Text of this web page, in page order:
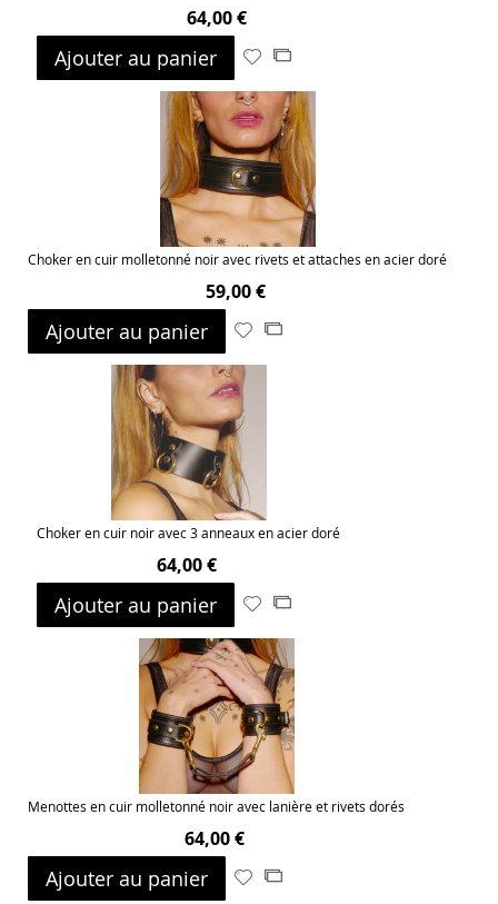
64,00 €
Ajouter au panier
Ajouter
ma
liste
d’envie
Ajouter
comparateur
Choker en cuir molletonné noir avec rivets et attaches en acier doré
59,00 €
Ajouter au panier
AjouterAjouter
Choker en cuir noir avec 3 anneaux en acier doré
64,00 €
Ajouter au panier
Ajouter
ma
liste
d’envie
Ajouter
Menottes en cuir molletonné noir avec lanière et rivets dorés
64,00 €
Ajouter au panier
AjouterAjouter